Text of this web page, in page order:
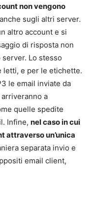
non vengono
anche sugli altri server.
altro account e si
di risposta non
Lo stesso
letti, e per le etichette.
le email inviate da
a
quelle spedite
Infine, nel caso in cui
attraverso un’unica
separata invio e
email client,